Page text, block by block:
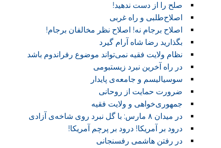
صلح را از دست ندهید!
اصلاح‌طلبی و راه غربی
اصلاح برجام نه! اصلاح نظر مخالفان برجام!
بگذارید رضا شاه آرام گیرد
نظام ولایت فقیه نمی‌تواند موضوع رفراندوم باشد
در راه آخرین نبرد زیستبومی
سوسیالیسم و جامعه‌ی پایدار
ضرورت حمایت از روحانی
جمهوری‌خواهی و ولایت فقیه
در میدان ٨ مارس: با گل نبرد روی شاخه‌ی آزادی
درود بر آمریکا! درود بر پرچم آمریکا!
در رفتن هاشمی رفسنجانی